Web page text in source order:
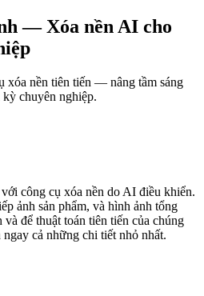
— Xóa nền AI cho
xóa nền tiên tiến — nâng tầm sáng
chuyên nghiệp.
công cụ xóa nền do AI điều khiển.
ảnh sản phẩm, và hình ảnh tổng
để thuật toán tiên tiến của chúng
cả những chi tiết nhỏ nhất.